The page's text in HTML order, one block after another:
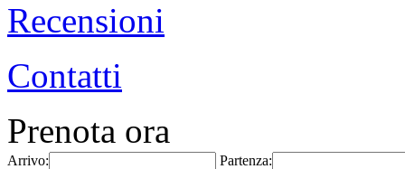
Recensioni
Contatti
Prenota ora
Arrivo: Partenza: